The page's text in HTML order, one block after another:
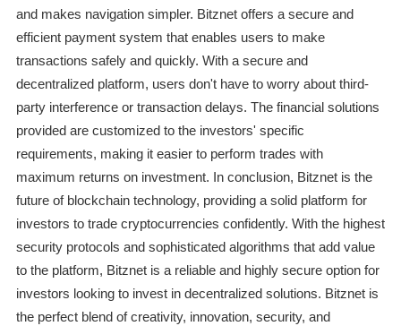
and makes navigation simpler. Bitznet offers a secure and
efficient payment system that enables users to make
transactions safely and quickly. With a secure and
decentralized platform, users don't have to worry about third-
party interference or transaction delays. The financial solutions
provided are customized to the investors' specific
requirements, making it easier to perform trades with
maximum returns on investment. In conclusion, Bitznet is the
future of blockchain technology, providing a solid platform for
investors to trade cryptocurrencies confidently. With the highest
security protocols and sophisticated algorithms that add value
to the platform, Bitznet is a reliable and highly secure option for
investors looking to invest in decentralized solutions. Bitznet is
the perfect blend of creativity, innovation, security, and